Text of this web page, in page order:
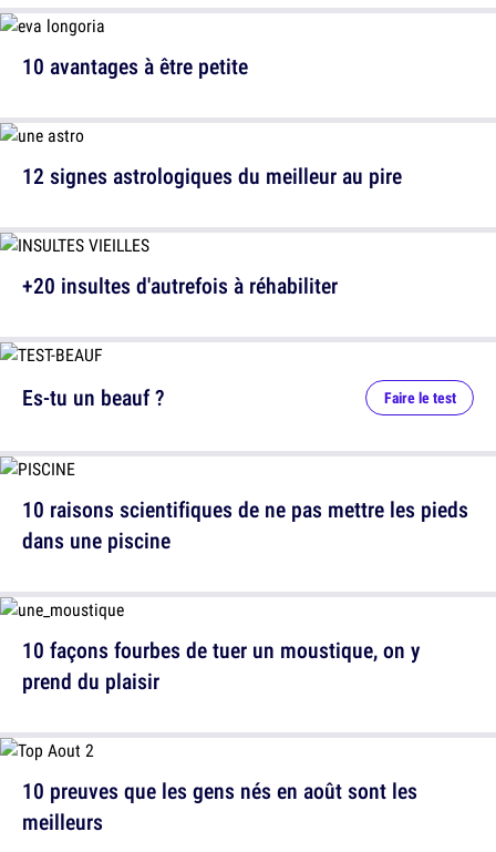
10 avantages à être petite
+20 insultes d'autrefois à réhabiliter
10 façons fourbes de tuer un moustique, on y
prend du plaisir
12 signes astrologiques du meilleur au pire
Es-tu un beauf ? Faire le test
10 raisons scientifiques de ne pas mettre les pieds
dans une piscine
10 preuves que les gens nés en août sont les
meilleurs